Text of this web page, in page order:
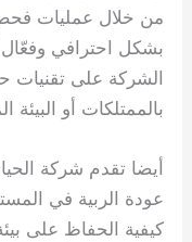
من خلال عمليات
بشكل احترافي وفعّال
الشركة على تقنيات
بالممتلكات أو البيئة
أيضا تقدم شركة
عودة الربية في
كيفية الحفاظ على